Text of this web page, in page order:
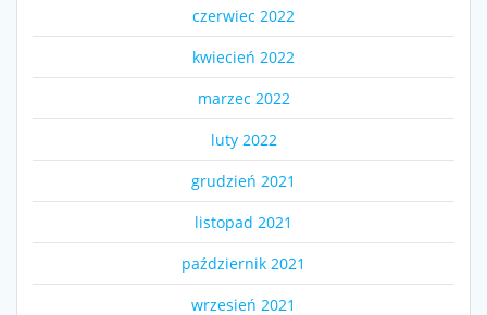
czerwiec 2022
kwiecień 2022
marzec 2022
luty 2022
grudzień 2021
listopad 2021
październik 2021
wrzesień 2021